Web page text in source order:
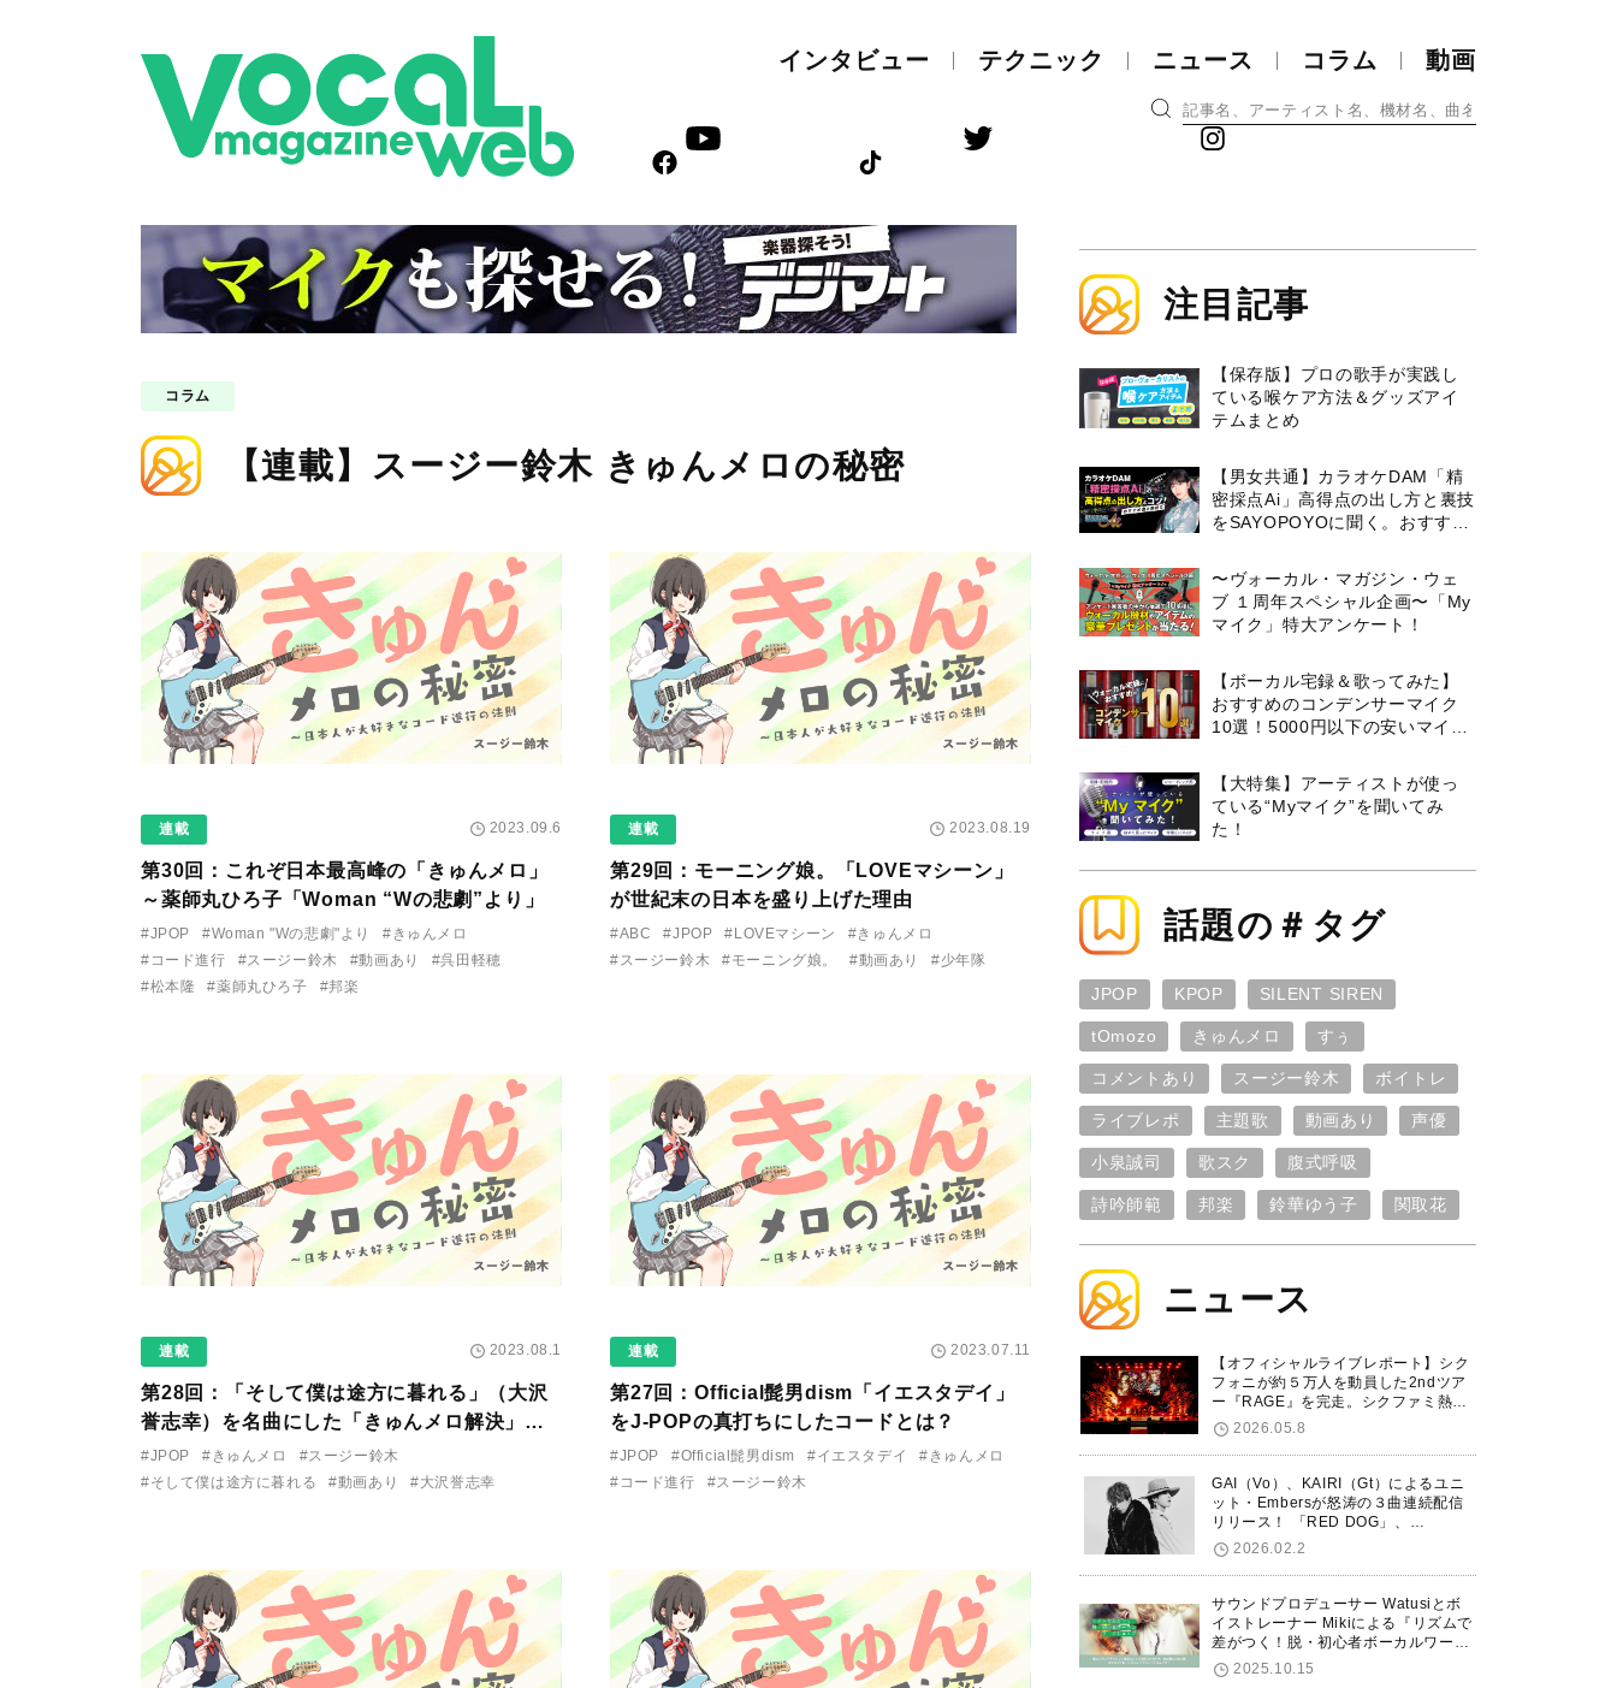
インタビュー テクニック ニュース コラム 動画
コラム
【連載】スージー鈴木 きゅんメロの秘密
連載 2023.09.6
第30回：これぞ日本最高峰の「きゅんメロ」
～薬師丸ひろ子「Woman “Wの悲劇”より」
#JPOP #Woman "Wの悲劇"より
#きゅんメロ
#コード進行
#スージー鈴木 #動画あり
#呉田軽穂
#松本隆
#薬師丸ひろ子 #邦楽
連載 2023.08.19
第29回：モーニング娘。「LOVEマシーン」
が世紀末の日本を盛り上げた理由
#ABC #JPOP #LOVEマシーン
#きゅんメロ
#スージー鈴木
#モーニング娘。 #動画あり #少年隊
連載 2023.08.1
第28回：「そして僕は途方に暮れる」（大沢
誉志幸）を名曲にした「きゅんメロ解決」と
は？
#JPOP #きゅんメロ
#スージー鈴木
#そして僕は途方に暮れる
#動画あり #大沢誉志幸
連載 2023.07.11
第27回：Official髭男dism「イエスタデイ」
をJ-POPの真打ちにしたコードとは？
#JPOP #Official髭男dism #イエスタデイ
#きゅんメロ
#コード進行
#スージー鈴木
注目記事
【保存版】プロの歌手が実践し
ている喉ケア⽅法＆グッズアイ
テムまとめ
【男女共通】カラオケDAM「精
密採点Ai」高得点の出し方と裏技
をSAYOPOYOに聞く。おすすめ
〜ヴォーカル・マガジン・ウェ
ブ １周年スペシャル企画〜「My
マイク」特大アンケート！
【ボーカル宅録＆歌ってみた】
おすすめのコンデンサーマイク
10選！5000円以下の安いマイク
【大特集】アーティストが使っ
ている“Myマイク”を聞いてみ
た！
話題の＃タグ
JPOP KPOP SILENT SIREN
tOmozo きゅんメロ すぅ
コメントあり スージー鈴木 ボイトレ
ライブレポ 主題歌 動画あり 声優
小泉誠司 歌スク 腹式呼吸
詩吟師範 邦楽 鈴華ゆう子 関取花
ニュース
【オフィシャルライブレポート】シク
フォニが約５万人を動員した2ndツア
ー『RAGE』を完走。シクファミ熱狂
のKアリーナ横浜ファイナル公演の模
様をお届け！
2026.05.8
GAI（Vo）、KAIRI（Gt）によるユニ
ット・Embersが怒涛の３曲連続配信
リリース！ 「RED DOG」、
「Untitled Hero」に続き、5thシング
ル「De-Marionette」のリリースを発
表！
2026.02.2
サウンドプロデューサー Watusiとボ
イストレーナー Mikiによる『リズムで
差がつく！脱・初心者ボーカルワーク
ショップ』が12/7に渋谷で開催！
2025.10.15